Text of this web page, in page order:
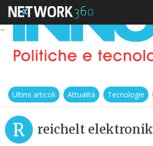
Ultimi articoli Attualità Tecnologie
R reichelt elektronik